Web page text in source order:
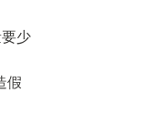
少
假